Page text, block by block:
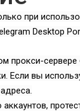
при
Desktop
прокси-
Если вы